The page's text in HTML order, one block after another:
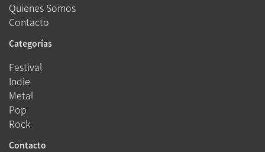
Quienes Somos
Contacto
Categorías
Festival
Indie
Metal
Pop
Rock
Contacto